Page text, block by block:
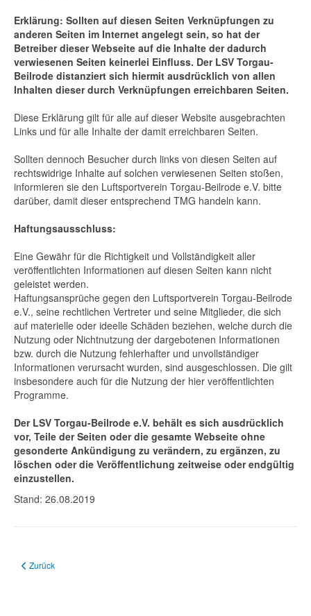
Erklärung: Sollten auf diesen Seiten Verknüpfungen zu
anderen Seiten im Internet angelegt sein, so hat der
Betreiber dieser Webseite auf die Inhalte der dadurch
verwiesenen Seiten keinerlei Einfluss. Der LSV Torgau-
Beilrode distanziert sich hiermit ausdrücklich von allen
Inhalten dieser durch Verknüpfungen erreichbaren Seiten.
Diese Erklärung gilt für alle auf dieser Website ausgebrachten
Links und für alle Inhalte der damit erreichbaren Seiten.
Sollten dennoch Besucher durch links von diesen Seiten auf
rechtswidrige Inhalte auf solchen verwiesenen Seiten stoßen,
informieren sie den Luftsportverein Torgau-Beilrode e.V. bitte
darüber, damit dieser entsprechend TMG handeln kann.
Haftungsausschluss:
Eine Gewähr für die Richtigkeit und Vollständigkeit aller
veröffentlichten Informationen auf diesen Seiten kann nicht
geleistet werden.
Haftungsansprüche gegen den Luftsportverein Torgau-Beilrode
e.V., seine rechtlichen Vertreter und seine Mitglieder, die sich
auf materielle oder ideelle Schäden beziehen, welche durch die
Nutzung oder Nichtnutzung der dargebotenen Informationen
bzw. durch die Nutzung fehlerhafter und unvollständiger
Informationen verursacht wurden, sind ausgeschlossen. Die gilt
insbesondere auch für die Nutzung der hier veröffentlichten
Programme.
Der LSV Torgau-Beilrode e.V. behält es sich ausdrücklich
vor, Teile der Seiten oder die gesamte Webseite ohne
gesonderte Ankündigung zu verändern, zu ergänzen, zu
löschen oder die Veröffentlichung zeitweise oder endgültig
einzustellen.
Stand: 26.08.2019
Vorheriger Beitrag: Gleitschirm fliegen lernen und Gästeflüge
Zurück